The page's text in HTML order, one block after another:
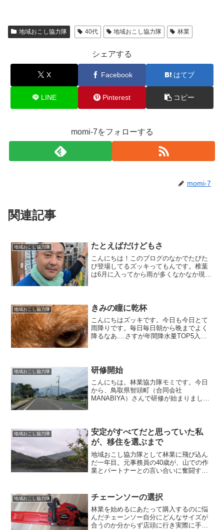
地域おこし協力隊 40代 地域おこし協力隊 林業
シェアする
X Facebook はてブ
LINE Pinterest コピー
momi-7をフォローする
momi-7
関連記事
地域おこし協力隊 たとえばだけどもさ
こんにちは！このブログのなかでたびた
び登場してるズッキってもんです。椎葉
は6月に入ってから雨が多くなかなか現場
の軽い気持ちで書...
地域おこし協力隊 きみの瞳に乾杯
こんにちはズッキです。今日も今日とて
雨降りです。毎日毎日朝から晩までよく
降るなあ....さすが年間降水量TOP5入り
ミッションに興味...
地域おこし協力隊 研修開始
こんにちは。林業協力隊モミです。今日
から、鳥取県智頭町（合同会社
MANABIYA）さんで研修が始まりまし
有林に行き直径23セ...
地域おこし協力隊
安定がすべてだと思っていた私
が、移住を選ぶまで
地域おこし協力隊として林業に飛び込ん
だ一年目。元事務員の40歳が、山での作
業とパートナーとの言い合いに奮闘す
地域おこし協力隊 チェーンソーの選択
林業を始めるにあたって購入するのに悩
んだチェーンソー自分にどんなサイズが
合うのか分からず店頭に行き実際に手で